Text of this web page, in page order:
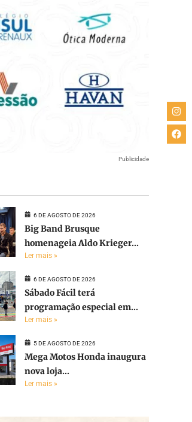
Publicidade
6 DE AGOSTO DE 2026
Big Band Brusque
homenageia Aldo Krieger...
Ler mais »
6 DE AGOSTO DE 2026
Sábado Fácil terá
programação especial em...
Ler mais »
5 DE AGOSTO DE 2026
Mega Motos Honda inaugura
nova loja...
Ler mais »